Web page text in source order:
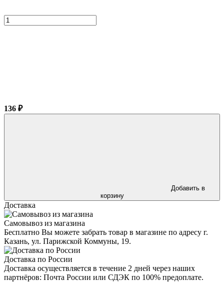
136 ₽
Добавить в
корзину
Доставка
Самовывоз из магазина
Бесплатно Вы можете забрать товар в магазине по адресу г.
Казань, ул. Парижской Коммуны, 19.
Доставка по России
Доставка осуществляется в течение 2 дней через наших
партнёров: Почта России или СДЭК по 100% предоплате.